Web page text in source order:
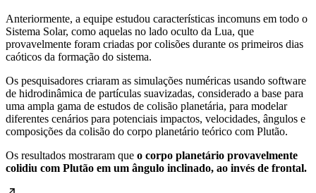
Anteriormente, a equipe estudou características incomuns em todo o
Sistema Solar, como aquelas no lado oculto da Lua, que
provavelmente foram criadas por colisões durante os primeiros dias
caóticos da formação do sistema.
Os pesquisadores criaram as simulações numéricas usando software
de hidrodinâmica de partículas suavizadas, considerado a base para
uma ampla gama de estudos de colisão planetária, para modelar
diferentes cenários para potenciais impactos, velocidades, ângulos e
composições da colisão do corpo planetário teórico com Plutão.
Os resultados mostraram que o corpo planetário provavelmente
colidiu com Plutão em um ângulo inclinado, ao invés de frontal.